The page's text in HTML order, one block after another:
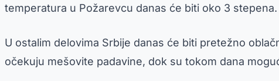
temperatura u Požarevcu danas će biti oko 3 stepena.
U ostalim delovima Srbije danas će biti pretežno
očekuju mešovite padavine, dok su tokom dana